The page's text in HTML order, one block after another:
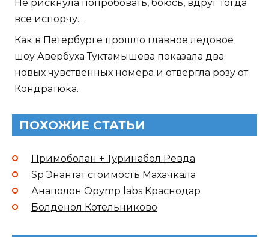
Не рискнула попробовать, боюсь, вдруг тогда
все испорчу...
Как в Петербурге прошло главное ледовое
шоу Авербуха Туктамышева показала два
новых чувственных номера и отвергла розу от
Кондратюка.
ПОХОЖИЕ СТАТЬИ
Примоболан + Туринабол Ревда
Sp Энантат стоимость Махачкала
Анаполон Opymp labs Краснодар
Болденол Котельниково